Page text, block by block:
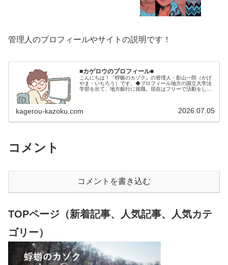
管理人のプロフィールやサイトの説明です！
■カゲロウのプロフィール■
こんにちは！『蜉蝣のカゾク』の管理人・影山一郎（かげ
やま・いちろう）です。◆プロフィール地方の国立大学法
学部を出て、地方銀行に就職。現在はフリーで活動をして
kagerou-kazoku.com 2026.07.05
コメント
コメントを書き込む
TOPページ（新着記事、人気記事、人気カテ
ゴリー）